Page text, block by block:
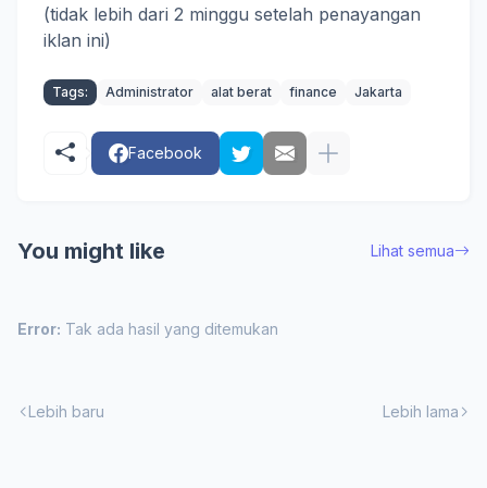
(tidak lebih dari 2 minggu setelah penayangan
iklan ini)
Tags: Administrator alat berat finance Jakarta
Facebook
You might like Lihat semua
Error: Tak ada hasil yang ditemukan
Lebih baru Lebih lama